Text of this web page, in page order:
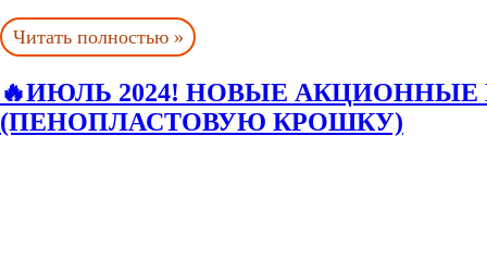
Читать полностью »
🔥ИЮЛЬ 2024! НОВЫЕ
(ПЕНОПЛАСТОВУЮ КРОШКУ)